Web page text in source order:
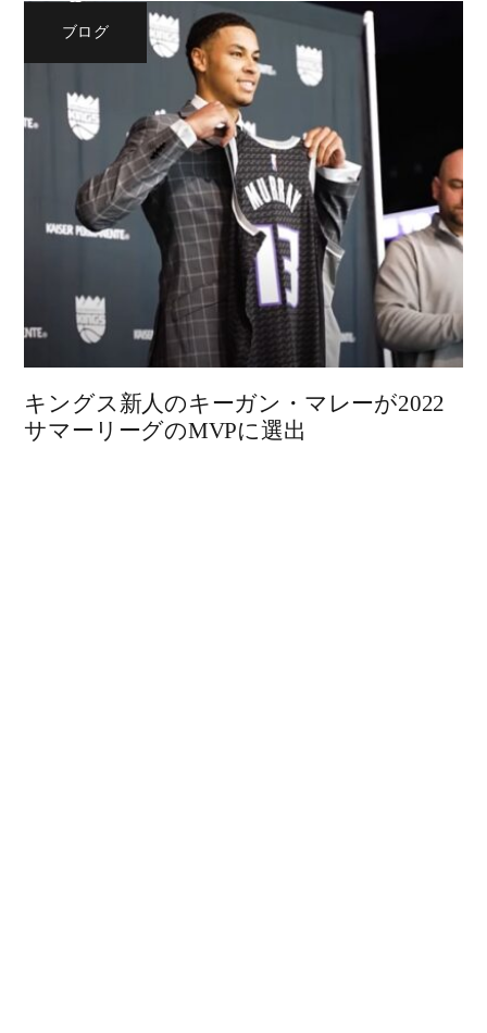
ブログ
キングス新人のキーガン・マレーが2022
サマーリーグのMVPに選出